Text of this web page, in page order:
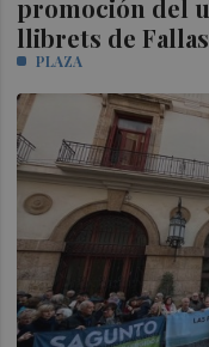
promoción del
llibrets de Fallas
PLAZA